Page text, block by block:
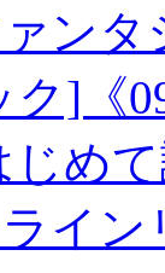
ンタ
ク]《
じめ
イ